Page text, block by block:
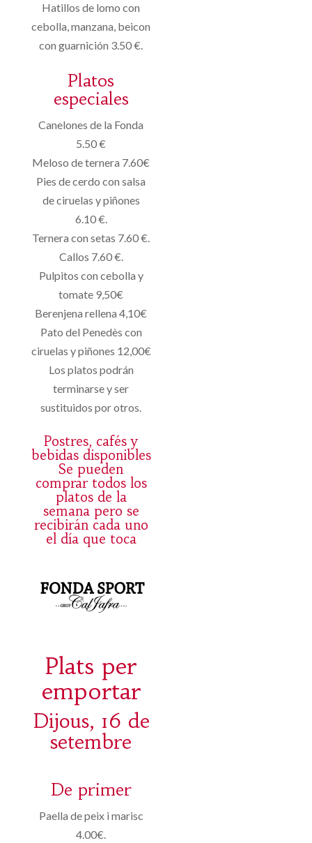
Hatillos de lomo con
cebolla, manzana, beicon
con guarnición 3.50 €.
Platos
especiales
Canelones de la Fonda
5.50 €
Meloso de ternera 7.60€
Pies de cerdo con salsa
de ciruelas y piñones
6.10 €.
Ternera con setas 7.60 €.
Callos 7.60 €.
Pulpitos con cebolla y
tomate 9,50€
Berenjena rellena 4,10€
Pato del Penedès con
ciruelas y piñones 12,00€
Los platos podrán
terminarse y ser
sustituidos por otros.
Postres, cafés y
bebidas disponibles
Se pueden
comprar todos los
platos de la
semana pero se
recibirán cada uno
el día que toca
Plats per
emportar
Dijous, 16 de
setembre
De primer
Paella de peix i marisc
4.00€.